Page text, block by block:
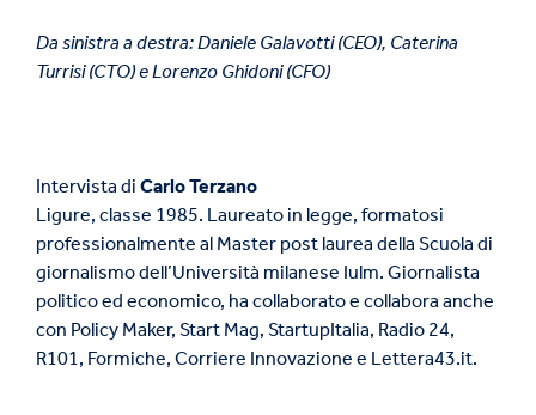
Da sinistra a destra: Daniele Galavotti (CEO), Caterina
Turrisi (CTO) e Lorenzo Ghidoni (CFO)
Intervista di Carlo Terzano
Ligure, classe 1985. Laureato in legge, formatosi
professionalmente al Master post laurea della Scuola di
giornalismo dell’Università milanese Iulm. Giornalista
politico ed economico, ha collaborato e collabora anche
con Policy Maker, Start Mag, StartupItalia, Radio 24,
R101, Formiche, Corriere Innovazione e Lettera43.it.